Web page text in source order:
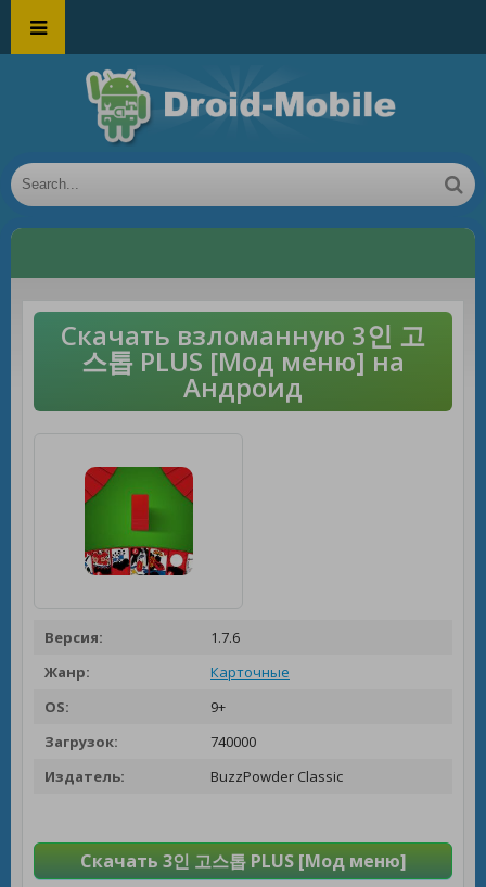
Скачать взломанную 3인 고
스톱 PLUS [Мод меню] на
Андроид
Версия:
1.7.6
Жанр:
Карточные
OS:
9+
Загрузок:
740000
Издатель:
BuzzPowder Classic
Скачать 3인 고스톱 PLUS [Мод меню]